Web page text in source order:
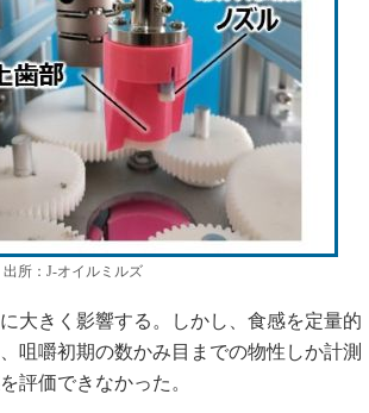
所：J-オイルミルズ
大きく影響する。しかし、食感を定量的
咀嚼初期の数かみ目までの物性しか計測
評価できなかった。